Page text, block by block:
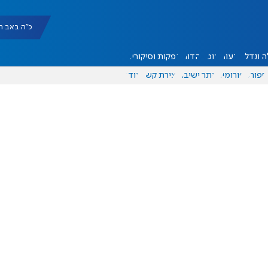
כ"ה באב תשפ"ו
ונדל"ן דעות אוכל יהדות הפקות וסיקורים
ספורט פורומים אתר ישיבה יצירת קשר עוד